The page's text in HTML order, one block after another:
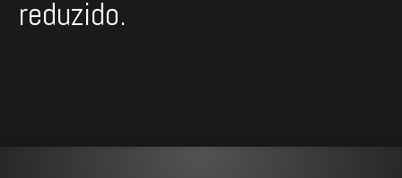
reduzido.